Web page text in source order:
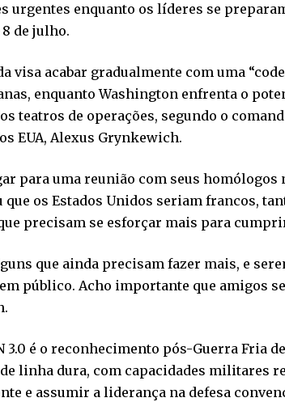
urgentes enquanto os líderes se
8 de julho.
visa acabar gradualmente com uma
enquanto Washington enfrenta o
teatros de operações, segundo o
EUA, Alexus Grynkewich.
para uma reunião com seus homólogos
que os Estados Unidos seriam francos,
precisam se esforçar mais para
que ainda precisam fazer mais, e
público. Acho importante que amigos
3.0 é o reconhecimento pós-Guerra Fria
linha dura, com capacidades militares
e assumir a liderança na defesa